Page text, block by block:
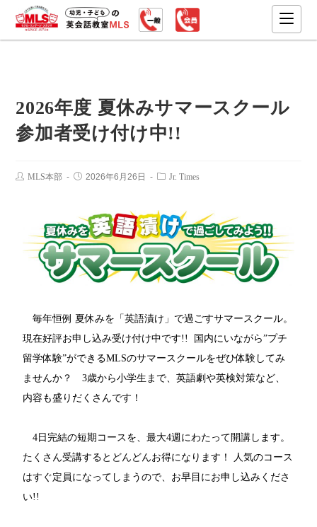
2026年度 夏休みサマースクール
参加者受け付け中!!
MLS本部 2026年6月26日 Jr. Times
毎年恒例 夏休みを「英語漬け」で過ごすサマースクール。
現在好評お申し込み受け付け中です!! 国内にいながら”プチ
留学体験”ができるMLSのサマースクールをぜひ体験してみ
ませんか？ 3歳から小学生まで、英語劇や英検対策など、
内容も盛りだくさんです！
4日完結の短期コースを、最大4週にわたって開講します。
たくさん受講するとどんどんお得になります！ 人気のコース
はすぐ定員になってしまうので、お早目にお申し込みくださ
い!!